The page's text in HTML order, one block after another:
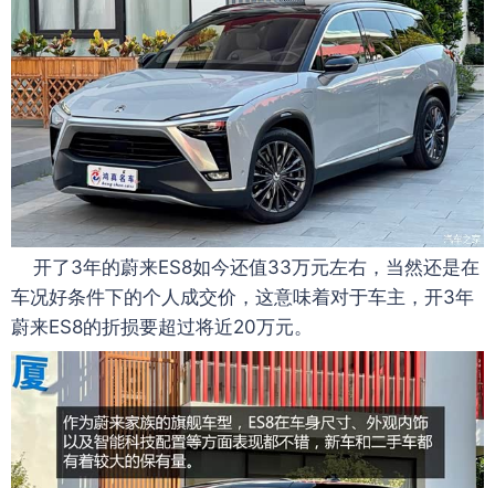
开了3年的蔚来ES8如今还值33万元左右，当然还是在
车况好条件下的个人成交价，这意味着对于车主，开3年
蔚来ES8的折损要超过将近20万元。